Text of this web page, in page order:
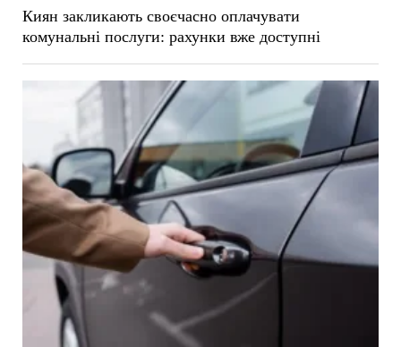
Киян закликають своєчасно оплачувати
комунальні послуги: рахунки вже доступні